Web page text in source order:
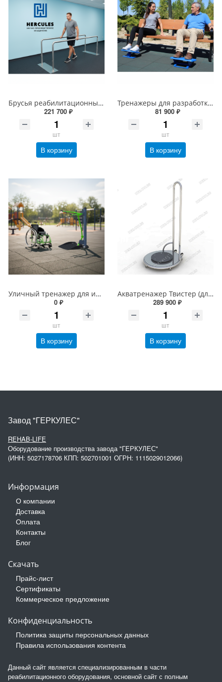
Брусья реабилитационные простые
221 700 ₽
шт
В корзину
Тренажеры для разработки голеностопного сустава
81 900 ₽
шт
В корзину
Уличный тренажер для инвалидов &quot;Подтягивание&quot;
0 ₽
шт
В корзину
Акватренажер Твистер (для поворотов туловища)
289 900 ₽
шт
В корзину
Завод "ГЕРКУЛЕС"
REHAB-LIFE
Оборудование производства завода "ГЕРКУЛЕС"
(ИНН: 5027178706 КПП: 502701001 ОГРН: 1115029012066)
Информация
О компании
Доставка
Оплата
Контакты
Блог
Скачать
Прайс-лист
Сертификаты
Коммерческое предложение
Конфиденциальность
Политика защиты персональных данных
Правила использования контента
Данный сайт является специализированным в части
реабилитационного оборудования, основной сайт с полным